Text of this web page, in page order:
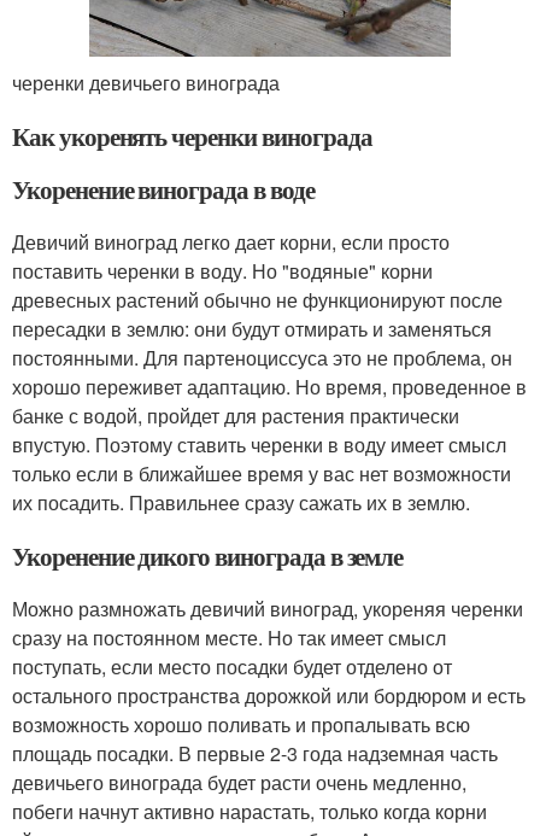
черенки девичьего винограда
Как укоренять черенки винограда
Укоренение винограда в воде
Девичий виноград легко дает корни, если просто
поставить черенки в воду. Но "водяные" корни
древесных растений обычно не функционируют после
пересадки в землю: они будут отмирать и заменяться
постоянными. Для партеноциссуса это не проблема, он
хорошо переживет адаптацию. Но время, проведенное в
банке с водой, пройдет для растения практически
впустую. Поэтому ставить черенки в воду имеет смысл
только если в ближайшее время у вас нет возможности
их посадить. Правильнее сразу сажать их в землю.
Укоренение дикого винограда в земле
Можно размножать девичий виноград, укореняя черенки
сразу на постоянном месте. Но так имеет смысл
поступать, если место посадки будет отделено от
остального пространства дорожкой или бордюром и есть
возможность хорошо поливать и пропалывать всю
площадь посадки. В первые 2-3 года надземная часть
девичьего винограда будет расти очень медленно,
побеги начнут активно нарастать, только когда корни